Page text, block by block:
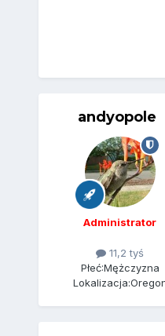
andyopole
Administrator
11,2 tyś
Płeć:Mężczyzna
Lokalizacja: